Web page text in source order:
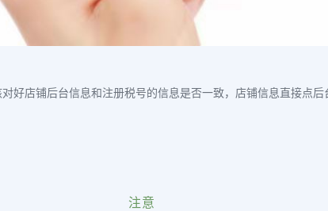
好店铺后台信息和注册税号的信息是否一致，店铺信息直接点
注意